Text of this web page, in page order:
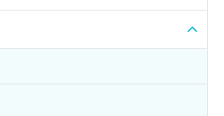
入する